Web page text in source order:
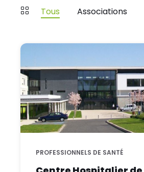
Tous Associations
Centre
de
Senlis
PROFESSIONNELS DE SANTÉ